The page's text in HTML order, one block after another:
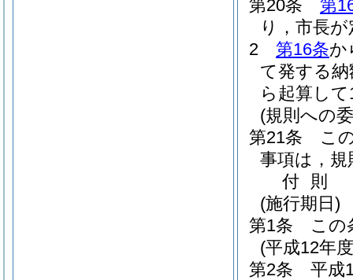
第20条
第
り，市長
2
第16条か
て発する
ら起算し
(規則への
第21条
こ
事項は，
付 則
(施行期日)
第1条
この
(平成12年
第2条
平成